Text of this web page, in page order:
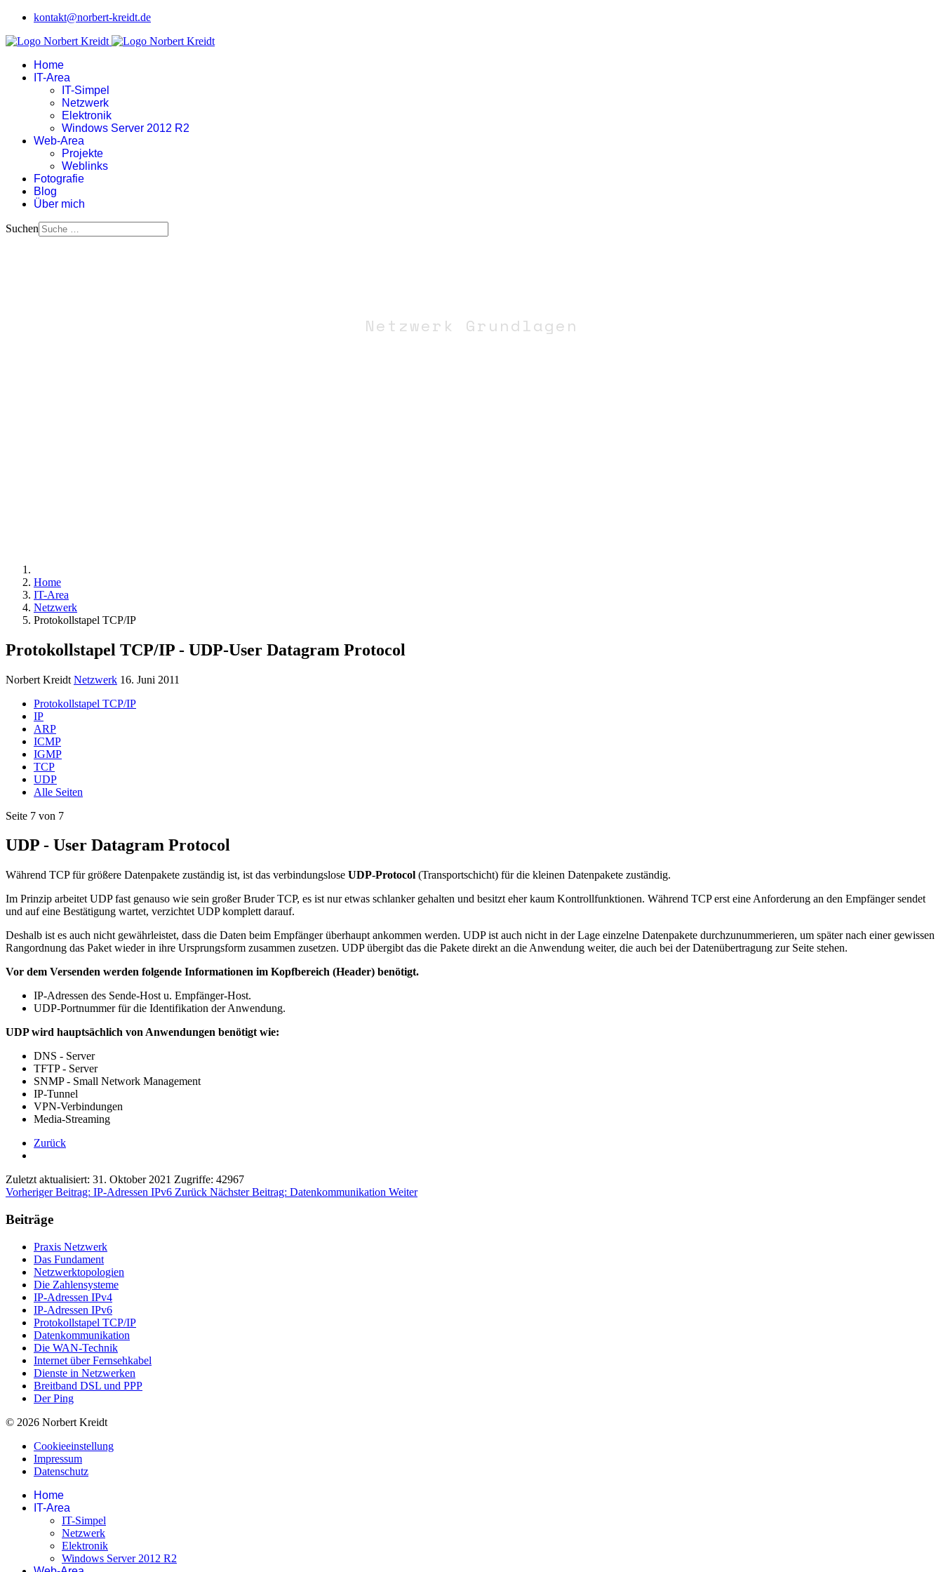
kontakt@norbert-kreidt.de
Home
IT-Area
IT-Simpel
Netzwerk
Elektronik
Windows Server 2012 R2
Web-Area
Projekte
Weblinks
Fotografie
Blog
Über mich
Suchen
Netzwerk Grundlagen
Home
IT-Area
Netzwerk
Protokollstapel TCP/IP
Protokollstapel TCP/IP - UDP-User Datagram Protocol
Norbert Kreidt Netzwerk 16. Juni 2011
Protokollstapel TCP/IP
IP
ARP
ICMP
IGMP
TCP
UDP
Alle Seiten
Seite 7 von 7
UDP - User Datagram Protocol
Während TCP für größere Datenpakete zuständig ist, ist das verbindungslose UDP-Protocol (Transportschicht) für die kleinen Datenpakete zuständig.
Im Prinzip arbeitet UDP fast genauso wie sein großer Bruder TCP, es ist nur etwas schlanker gehalten und besitzt eher kaum Kontrollfunktionen. Während TCP erst eine Anforderung an den Empfänger sendet
und auf eine Bestätigung wartet, verzichtet UDP komplett darauf.
Deshalb ist es auch nicht gewährleistet, dass die Daten beim Empfänger überhaupt ankommen werden. UDP ist auch nicht in der Lage einzelne Datenpakete durchzunummerieren, um später nach einer gewissen
Rangordnung das Paket wieder in ihre Ursprungsform zusammen zusetzen. UDP übergibt das die Pakete direkt an die Anwendung weiter, die auch bei der Datenübertragung zur Seite stehen.
Vor dem Versenden werden folgende Informationen im Kopfbereich (Header) benötigt.
IP-Adressen des Sende-Host u. Empfänger-Host.
UDP-Portnummer für die Identifikation der Anwendung.
UDP wird hauptsächlich von Anwendungen benötigt wie:
DNS - Server
TFTP - Server
SNMP - Small Network Management
IP-Tunnel
VPN-Verbindungen
Media-Streaming
Zurück
Zuletzt aktualisiert: 31. Oktober 2021 Zugriffe: 42967
Vorheriger Beitrag: IP-Adressen IPv6 Zurück Nächster Beitrag: Datenkommunikation Weiter
Beiträge
Praxis Netzwerk
Das Fundament
Netzwerktopologien
Die Zahlensysteme
IP-Adressen IPv4
IP-Adressen IPv6
Protokollstapel TCP/IP
Datenkommunikation
Die WAN-Technik
Internet über Fernsehkabel
Dienste in Netzwerken
Breitband DSL und PPP
Der Ping
© 2026 Norbert Kreidt
Cookieeinstellung
Impressum
Datenschutz
Home
IT-Area
IT-Simpel
Netzwerk
Elektronik
Windows Server 2012 R2